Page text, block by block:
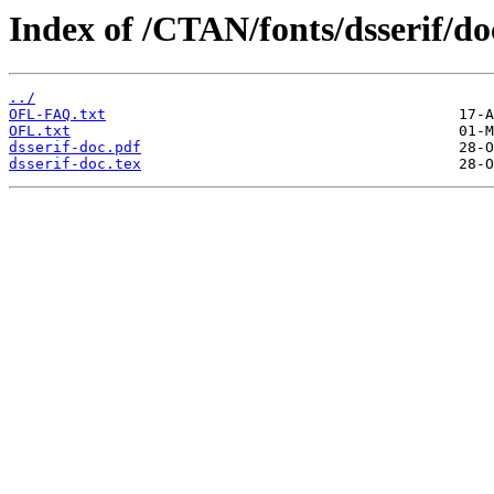
Index of /CTAN/fonts/dsserif/
../
OFL-FAQ.txt
OFL.txt
dsserif-doc.pdf
dsserif-doc.tex